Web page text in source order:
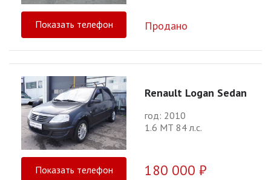
Показать телефон Продано
Renault Logan Sedan
год: 2010
1.6 МТ 84 л.с.
Показать телефон 180 000 ₽